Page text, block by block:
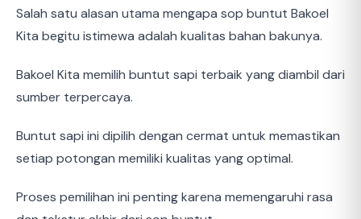
Salah satu alasan utama mengapa sop buntut Bakoel
Kita begitu istimewa adalah kualitas bahan bakunya.
Bakoel Kita memilih buntut sapi terbaik yang diambil dari
sumber terpercaya.
Buntut sapi ini dipilih dengan cermat untuk memastikan
setiap potongan memiliki kualitas yang optimal.
Proses pemilihan ini penting karena memengaruhi rasa